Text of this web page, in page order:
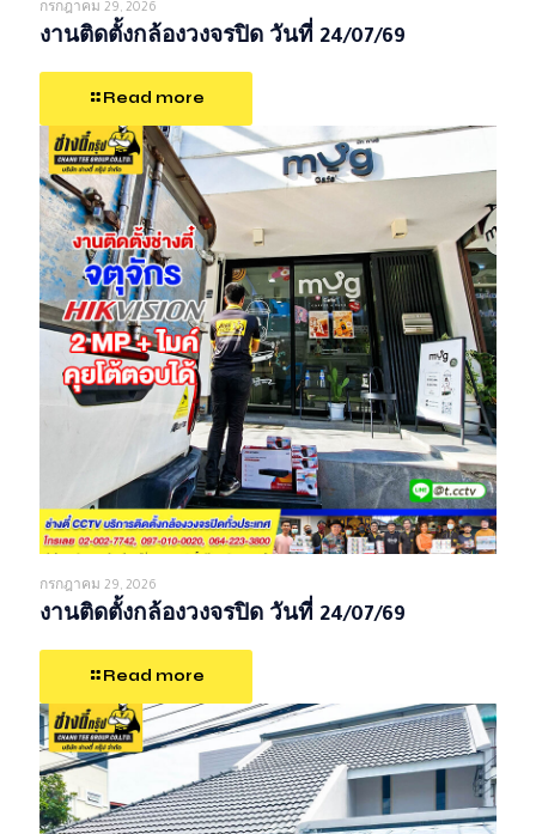
กรกฎาคม 29, 2026
งานติดตั้งกล้องวงจรปิด วันที่ 24/07/69
Read more
กรกฎาคม 29, 2026
งานติดตั้งกล้องวงจรปิด วันที่ 24/07/69
Read more